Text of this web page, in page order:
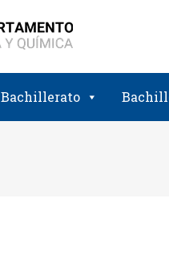
Bachillerato